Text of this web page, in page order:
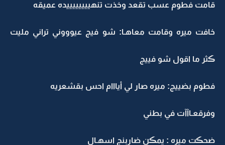
قامت فطوم عسب تقعد وخذت تنهييييييييده عميقه
خافت ميره وقامت معاهـا: شو فيج عيوووني تراني مليت
ڪثر ما اقول شو فييج
فطوم بضييج: ميره صار لي أيااام احس بقشعريه
وفرقعـاآآت في بطني
ضحڪت ميره : يمڪن ضاربنج اسهـال